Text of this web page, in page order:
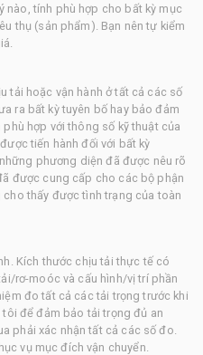
nào, tính phù hợp cho bất kỳ mục
thụ (sản phẩm). Bạn nên tự kiểm
tải hoặc vận hành ở tất cả các số
ra bất kỳ tuyên bố hay bảo đảm
hợp với thông số kỹ thuật của
tiến hành đối với bất kỳ
phương diện đã được nêu rõ
được cung cấp cho các bộ phận
thấy được tình trạng của toàn
Kích thước chịu tải thực tế có
rơ-moóc và cấu hình/vị trí phần
đo tất cả các tải trọng trước khi
để đảm bảo tải trọng đủ an
phải xác nhận tất cả các số đo.
vụ mục đích vận chuyển.